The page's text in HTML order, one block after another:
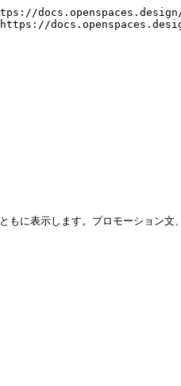
に表示します。プロモーション文